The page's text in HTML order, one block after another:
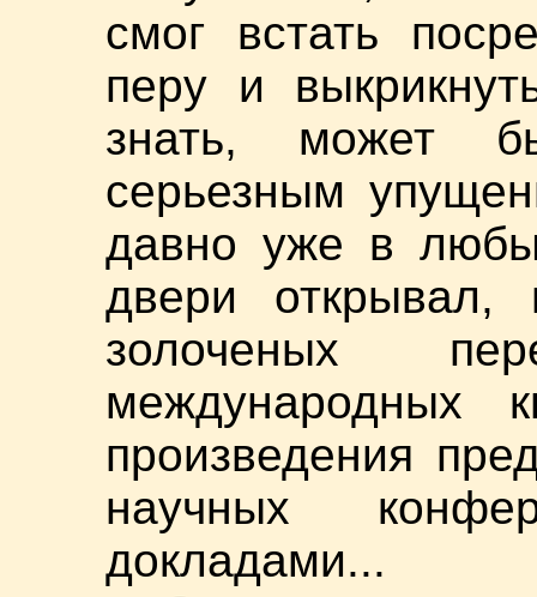
смог встать
перу и
знать, может
серьезным
давно уже в
двери открывал,
золоченых
международных
произведения
научных
докладами...